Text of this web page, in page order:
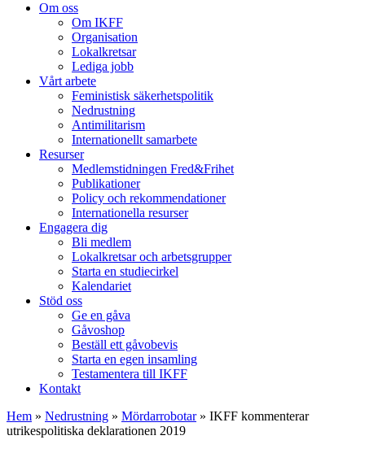
Om oss
Om IKFF
Organisation
Lokalkretsar
Lediga jobb
Vårt arbete
Feministisk säkerhetspolitik
Nedrustning
Antimilitarism
Internationellt samarbete
Resurser
Medlemstidningen Fred&Frihet
Publikationer
Policy och rekommendationer
Internationella resurser
Engagera dig
Bli medlem
Lokalkretsar och arbetsgrupper
Starta en studiecirkel
Kalendariet
Stöd oss
Ge en gåva
Gåvoshop
Beställ ett gåvobevis
Starta en egen insamling
Testamentera till IKFF
Kontakt
Hem » Nedrustning » Mördarrobotar » IKFF kommenterar
utrikespolitiska deklarationen 2019